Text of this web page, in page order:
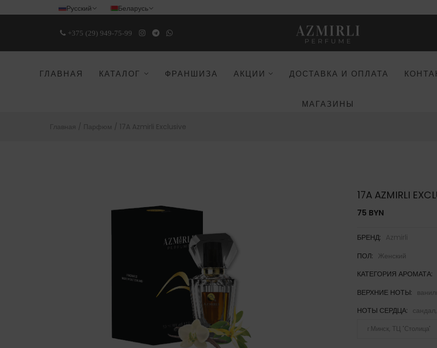
Русский Беларусь
+375 (29) 949-75-99
ГЛАВНАЯ КАТАЛОГ ФРАНШИЗА АКЦИИ ДОСТАВКА И ОПЛАТА
МАГАЗИНЫ
Главная / Парфюм / 17A Azmirli Exclusive
17A AZMIRLI
75 BYN
БРЕНД: Azmirli
ПОЛ: Женский
КАТЕГОРИЯ АРОМАТА:
ВЕРХНИЕ НОТЫ:
НОТЫ СЕРДЦА: сандал,
г.Минск, ТЦ "Столица"